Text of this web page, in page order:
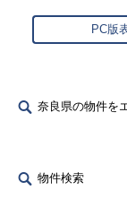
PC版
奈良県の物件を
物件検索